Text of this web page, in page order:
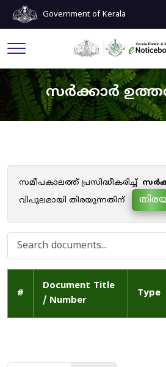
Government of Kerala
സർക്കാർ
സമീപകാലത്ത് പ്രസിദ്ധീകരിച്ച്
വിപുലമായി തിരയുന്നതിന്
#
Document Title
/ Number
Type